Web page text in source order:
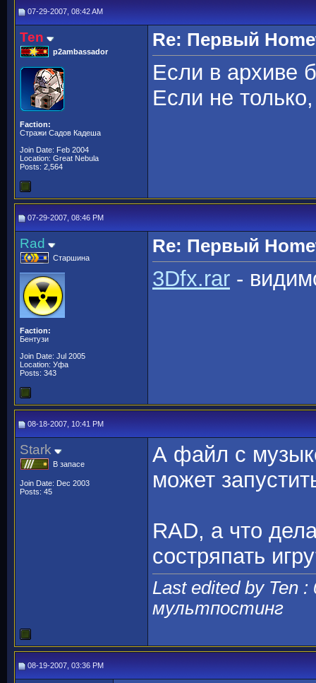
07-29-2007, 08:42 AM
Ten
p2ambassador
Faction:
Стражи Садов Кадеша
Join Date: Feb 2004
Location: Great Nebula
Posts: 2,564
Re: Первый
Если в архиве
Если не
07-29-2007, 08:46 PM
Rad
Старшина
Faction:
Бентузи
Join Date: Jul 2005
Location: Уфа
Posts: 343
Re: Первый
3Dfx.rar -
08-18-2007, 10:41 PM
Stark
В запасе
Join Date: Dec 2003
Posts: 45
А файл с
может
RAD, а что
состряпать
Last edited by Ten
мультпостинг
08-19-2007, 03:36 PM